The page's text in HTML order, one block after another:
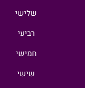
שלישי
רביעי
חמישי
שישי